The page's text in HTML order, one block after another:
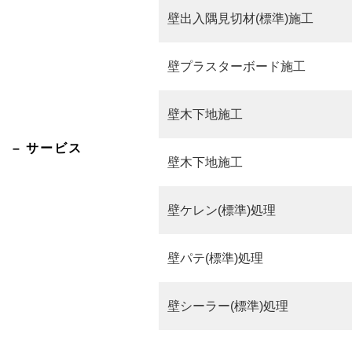
– サービス
壁出入隅見切材(標準)施工
壁プラスターボード施工
壁木下地施工
壁木下地施工
壁ケレン(標準)処理
壁パテ(標準)処理
壁シーラー(標準)処理